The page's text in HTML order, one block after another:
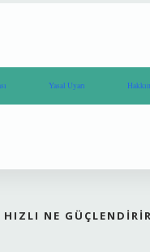
Yasal Uyarı
NE GÜÇLENDIRIR